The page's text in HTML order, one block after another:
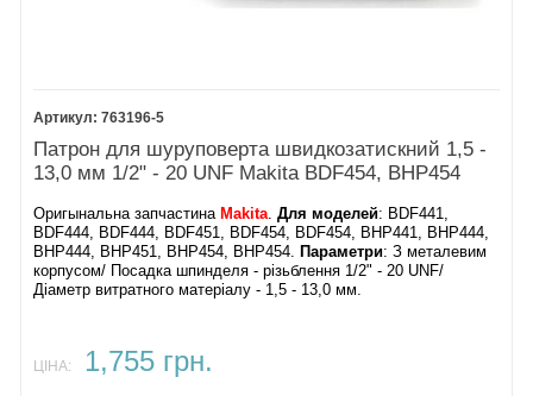
763196-5
Патрон для шуруповерта швидкозатискний 1,5 -
13,0 мм 1/2" - 20 UNF Makita BDF454, BHP454
Оригынальна запчастина Makita.Для моделей: BDF441,
BDF444, BDF444, BDF451, BDF454, BDF454, BHP441, BHP444,
BHP444, BHP451, BHP454, BHP454. Параметри: З металевим
корпусом/ Посадка шпинделя - різьблення 1/2" - 20 UNF/
Діаметр витратного матеріалу - 1,5 - 13,0 мм.
ЦІНА: 1,755 грн.